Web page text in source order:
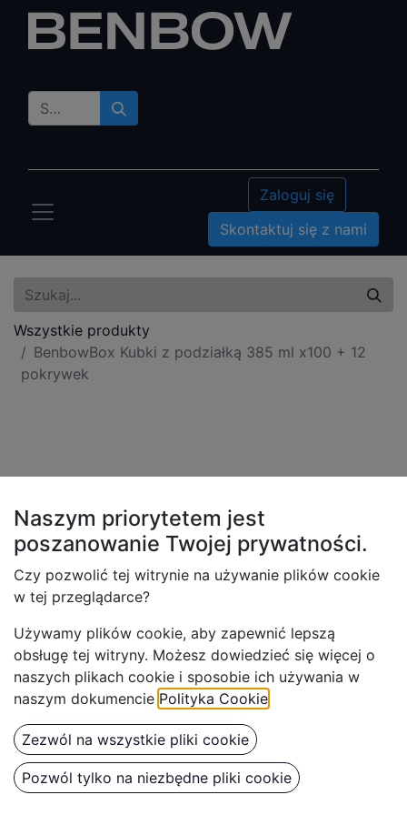
Zaloguj się
Skontaktuj się z nami
Wszystkie produkty
BenbowBox Kubki z podziałką 385 ml x100 + 12
pokrywek
Naszym priorytetem jest
poszanowanie Twojej prywatności.
Czy pozwolić tej witrynie na używanie plików cookie
w tej przeglądarce?
Używamy plików cookie, aby zapewnić lepszą
obsługę tej witryny. Możesz dowiedzieć się więcej o
naszych plikach cookie i sposobie ich używania w
naszym dokumencie Polityka Cookie
Zezwól na wszystkie pliki cookie
Pozwól tylko na niezbędne pliki cookie